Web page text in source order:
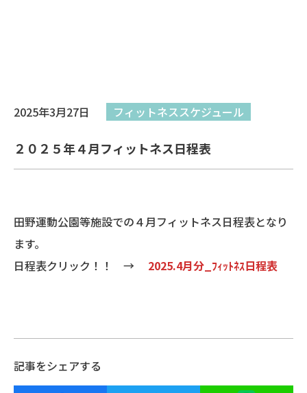
2025年3月27日 フィットネススケジュール
２０２５年４月フィットネス日程表
田野運動公園等施設での４月フィットネス日程表となり
ます。
日程表クリック！！ →
2025.4月分_ﾌｨｯﾄﾈｽ日程表
記事をシェアする